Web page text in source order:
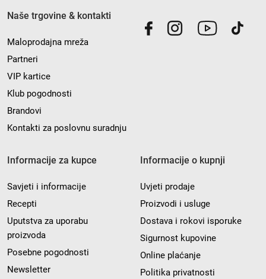
Naše trgovine & kontakti
Maloprodajna mreža
Partneri
VIP kartice
Klub pogodnosti
Brandovi
Kontakti za poslovnu suradnju
Informacije za kupce
Savjeti i informacije
Recepti
Uputstva za uporabu
proizvoda
Posebne pogodnosti
Newsletter
Informacije o kupnji
Uvjeti prodaje
Proizvodi i usluge
Dostava i rokovi isporuke
Sigurnost kupovine
Online plaćanje
Politika privatnosti